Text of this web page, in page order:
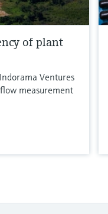
of plant
Ventures
measurement